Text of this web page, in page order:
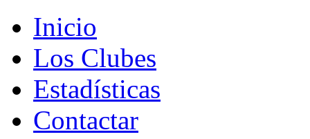
Inicio
Los Clubes
Estadísticas
Contactar